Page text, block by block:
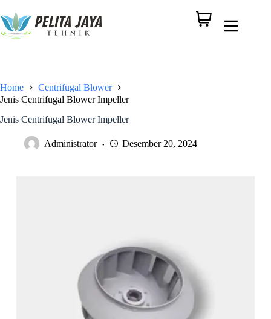
Home
Centrifugal Blower
Jenis Centrifugal Blower Impeller
Jenis Centrifugal Blower Impeller
Administrator Desember 20, 2024